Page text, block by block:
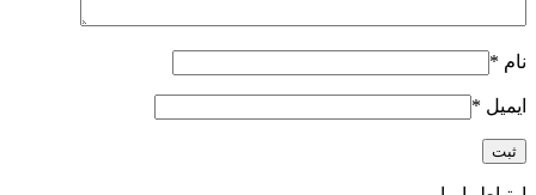
نام *
ایمیل *